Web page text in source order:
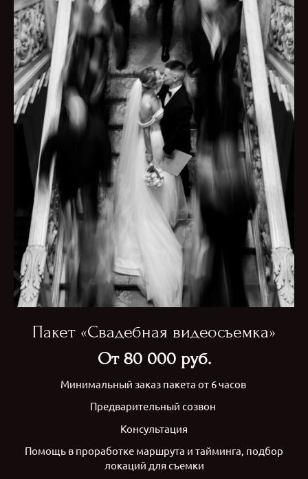
Пакет «Свадебная видеосъемка»
От 80 000 руб.
Минимальный заказ пакета от 6 часов
Предварительный созвон
Консультация
Помощь в проработке маршрута и тайминга, подбор
локаций для съемки